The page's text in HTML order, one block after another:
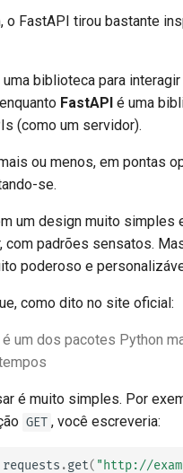
o FastAPI tirou bastante
uma biblioteca para
FastAPI é uma
(como um servidor).
ou menos, em pontas
se.
um design muito simples
com padrões sensatos.
poderoso e
como dito no site oficial:
é um dos pacotes Python
é muito simples. Por
GET , você escreveria:
requests .get( "http://